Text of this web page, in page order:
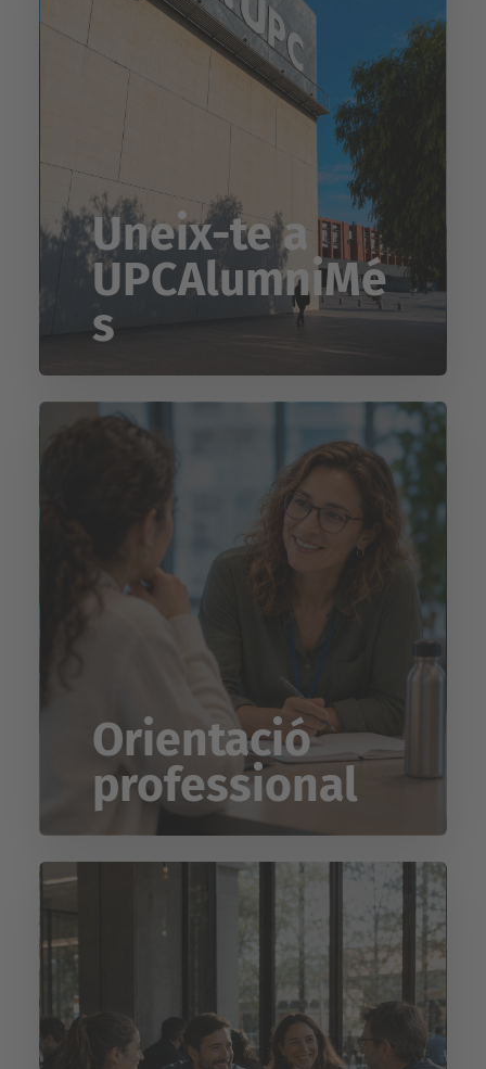
Uneix-te a
UPCAlumniMé
s
Orientació
professional